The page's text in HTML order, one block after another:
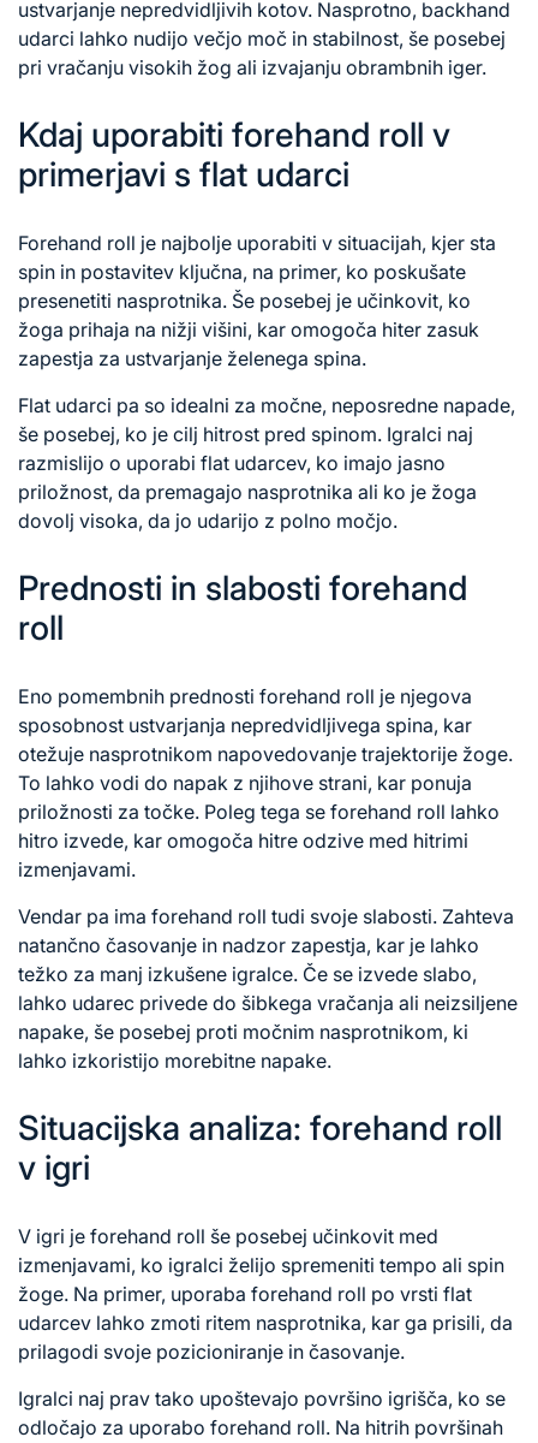
ustvarjanje nepredvidljivih kotov. Nasprotno, backhand
udarci lahko nudijo večjo moč in stabilnost, še posebej
pri vračanju visokih žog ali izvajanju obrambnih iger.
Kdaj uporabiti forehand roll v
primerjavi s flat udarci
Forehand roll je najbolje uporabiti v situacijah, kjer sta
spin in postavitev ključna, na primer, ko poskušate
presenetiti nasprotnika. Še posebej je učinkovit, ko
žoga prihaja na nižji višini, kar omogoča hiter zasuk
zapestja za ustvarjanje želenega spina.
Flat udarci pa so idealni za močne, neposredne napade,
še posebej, ko je cilj hitrost pred spinom. Igralci naj
razmislijo o uporabi flat udarcev, ko imajo jasno
priložnost, da premagajo nasprotnika ali ko je žoga
dovolj visoka, da jo udarijo z polno močjo.
Prednosti in slabosti forehand
roll
Eno pomembnih prednosti forehand roll je njegova
sposobnost ustvarjanja nepredvidljivega spina, kar
otežuje nasprotnikom napovedovanje trajektorije žoge.
To lahko vodi do napak z njihove strani, kar ponuja
priložnosti za točke. Poleg tega se forehand roll lahko
hitro izvede, kar omogoča hitre odzive med hitrimi
izmenjavami.
Vendar pa ima forehand roll tudi svoje slabosti. Zahteva
natančno časovanje in nadzor zapestja, kar je lahko
težko za manj izkušene igralce. Če se izvede slabo,
lahko udarec privede do šibkega vračanja ali neizsiljene
napake, še posebej proti močnim nasprotnikom, ki
lahko izkoristijo morebitne napake.
Situacijska analiza: forehand roll
v igri
V igri je forehand roll še posebej učinkovit med
izmenjavami, ko igralci želijo spremeniti tempo ali spin
žoge. Na primer, uporaba forehand roll po vrsti flat
udarcev lahko zmoti ritem nasprotnika, kar ga prisili, da
prilagodi svoje pozicioniranje in časovanje.
Igralci naj prav tako upoštevajo površino igrišča, ko se
odločajo za uporabo forehand roll. Na hitrih površinah